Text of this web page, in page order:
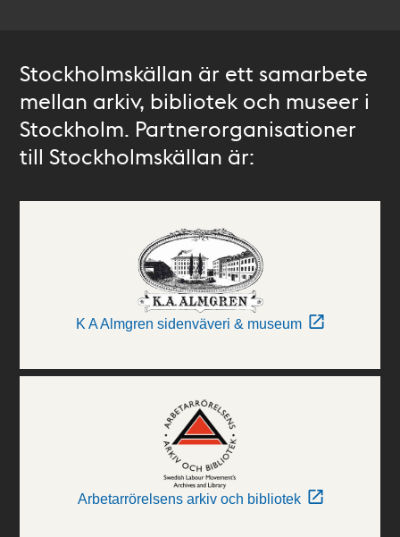
Stockholmskällan är ett samarbete
mellan arkiv, bibliotek och museer i
Stockholm. Partnerorganisationer
till Stockholmskällan är:
K A Almgren sidenväveri & museum
Arbetarrörelsens arkiv och bibliotek